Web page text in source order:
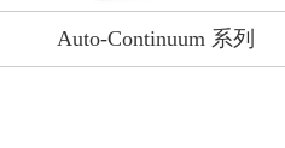
Auto-Continuum 系列